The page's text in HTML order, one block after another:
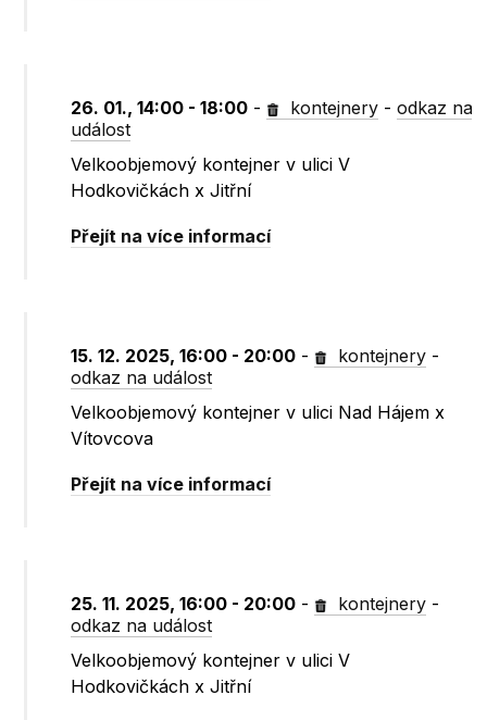
26. 01., 14:00 - 18:00 - kontejnery -odkaz na
událost
Velkoobjemový kontejner v ulici V
Hodkovičkách x Jitřní
Přejít na více informací
15. 12. 2025, 16:00 - 20:00 - kontejnery -
odkaz na událost
Velkoobjemový kontejner v ulici Nad Hájem x
Vítovcova
Přejít na více informací
25. 11. 2025, 16:00 - 20:00 - kontejnery -
odkaz na událost
Velkoobjemový kontejner v ulici V
Hodkovičkách x Jitřní